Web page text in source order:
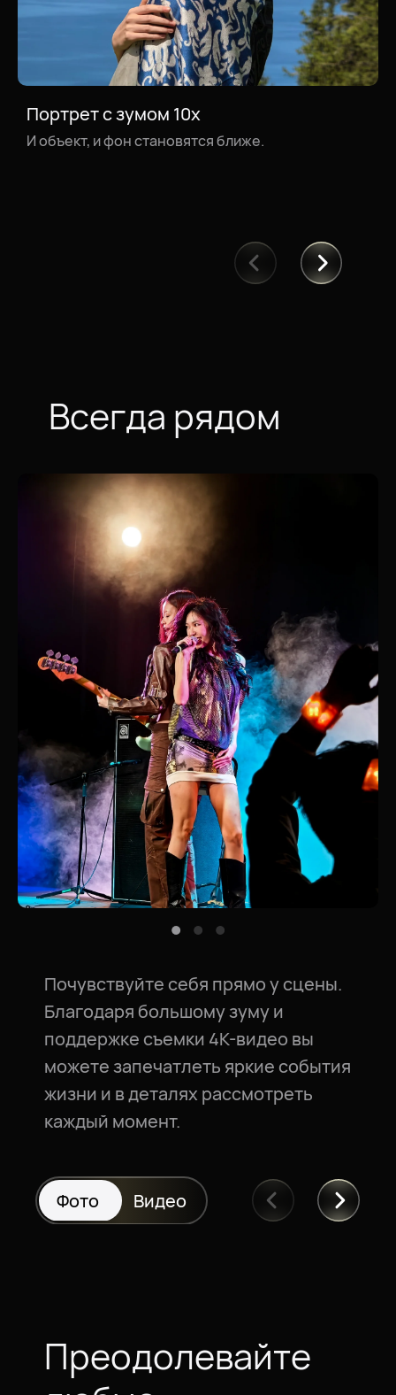
Портрет с зумом 10x
И объект, и фон становятся ближе.
Пейзажи с зумом 10x
Всегда рядом
Почувствуйте себя прямо у сцены.
Благодаря большому зуму и
поддержке съемки 4K-видео вы
можете запечатлеть яркие события
жизни и в деталях рассмотреть
каждый момент.
Фото Видео
Преодолевайте